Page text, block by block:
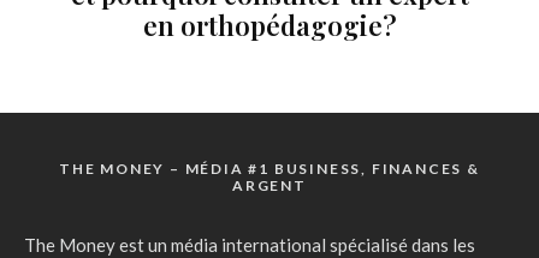
en orthopédagogie?
THE MONEY – MÉDIA #1 BUSINESS, FINANCES &
ARGENT
The Money est un média international spécialisé dans les